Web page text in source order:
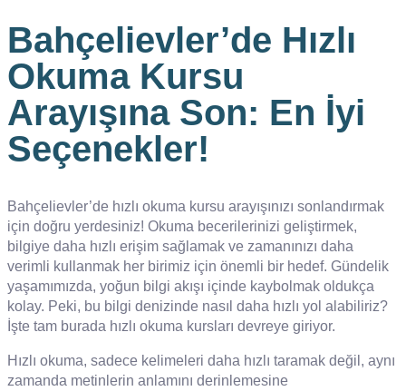
Bahçelievler’de Hızlı
Okuma Kursu
Arayışına Son: En İyi
Seçenekler!
Bahçelievler’de hızlı okuma kursu arayışınızı sonlandırmak
için doğru yerdesiniz! Okuma becerilerinizi geliştirmek,
bilgiye daha hızlı erişim sağlamak ve zamanınızı daha
verimli kullanmak her birimiz için önemli bir hedef. Gündelik
yaşamımızda, yoğun bilgi akışı içinde kaybolmak oldukça
kolay. Peki, bu bilgi denizinde nasıl daha hızlı yol alabiliriz?
İşte tam burada hızlı okuma kursları devreye giriyor.
Hızlı okuma, sadece kelimeleri daha hızlı taramak değil, aynı
zamanda metinlerin anlamını derinlemesine